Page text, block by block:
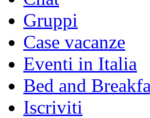
Gruppi
Case vacanze
Eventi in Italia
Bed and
Iscriviti